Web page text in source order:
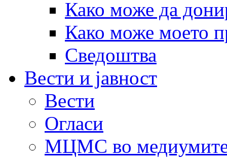
Како може да
Како може моето
Сведоштва
Вести и јавност
Вести
Огласи
МЦМС во